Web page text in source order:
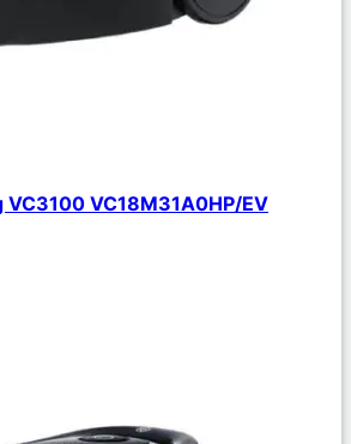
VC18M31A0HP/EV